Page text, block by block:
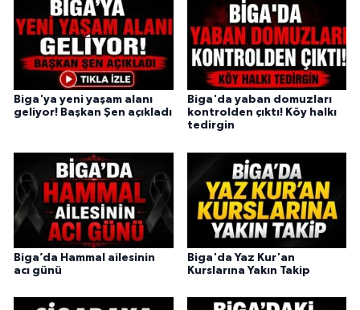
Biga'ya yeni yaşam alanı
geliyor! Başkan Şen açıkladı
Biga'da yaban domuzları
kontrolden çıktı! Köy halkı
tedirgin
Biga’da Hammal ailesinin
acı günü
Biga'da Yaz Kur'an
Kurslarına Yakın Takip